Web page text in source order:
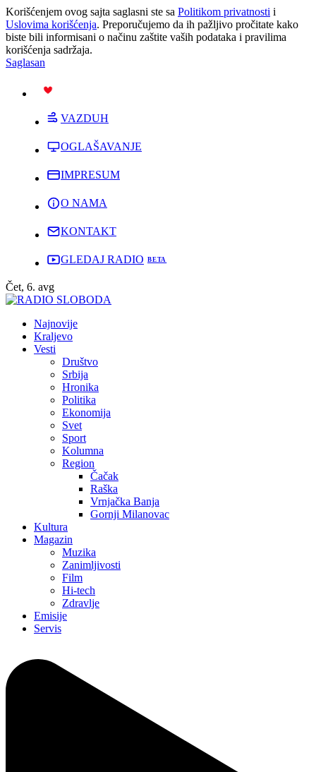
Korišćenjem ovog sajta saglasni ste sa Politikom privatnosti i
Uslovima korišćenja. Preporučujemo da ih pažljivo pročitate kako
biste bili informisani o načinu zaštite vaših podataka i pravilima
korišćenja sadržaja.
Saglasan
VAZDUH
OGLAŠAVANJE
IMPRESUM
O NAMA
KONTAKT
GLEDAJ RADIO
Čet, 6. avg
Najnovije
Kraljevo
Vesti
Društvo
Srbija
Hronika
Politika
Ekonomija
Svet
Sport
Kolumna
Region
Čačak
Raška
Vrnjačka Banja
Gornji Milanovac
Kultura
Magazin
Muzika
Zanimljivosti
Film
Hi-tech
Zdravlje
Emisije
Servis